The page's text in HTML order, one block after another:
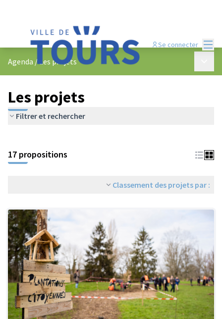
Se connecter
Agenda /Les projets
Les projets
Filtrer et rechercher
+
−
17 propositions
Classement des projets par :